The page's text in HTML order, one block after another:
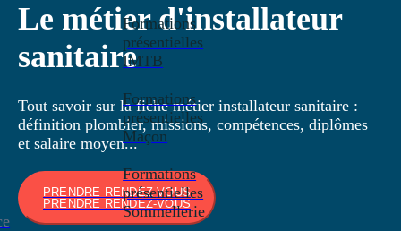
Formations
présentielles
IMTB
Formations
présentielles
Maçon
Formations
présentielles
Sommellerie
Le métier d'installateur
sanitaire
Tout savoir sur la fiche métier installateur sanitaire :
définition plombier, missions, compétences, diplômes
et salaire moyen...
PRENDRE RENDEZ-VOUS
PRENDRE RENDEZ-VOUS